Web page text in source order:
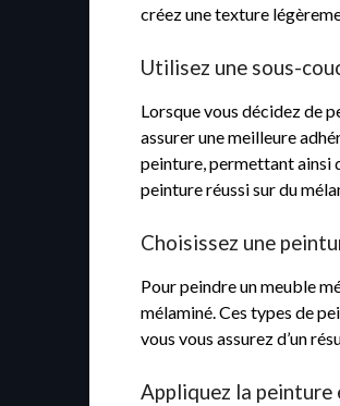
créez une texture
Utilisez une sous-
Lorsque vous décidez de
assurer une meilleure
peinture, permettant ainsi
peinture réussi sur du
Choisissez une
Pour peindre un meuble
mélaminé. Ces types de
vous vous assurez d’un
Appliquez la peinture